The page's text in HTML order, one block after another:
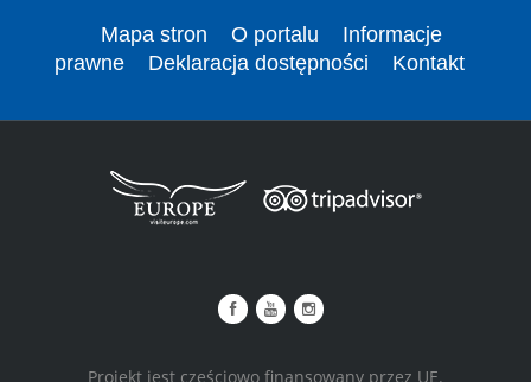
Mapa stron O portalu
Informacje
prawne
Deklaracja dostępności Kontakt
Projekt jest częściowo finansowany przez UE.